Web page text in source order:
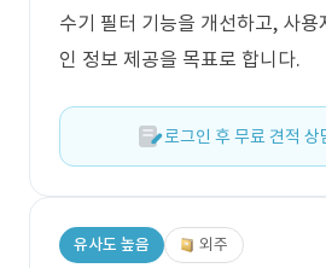
수기 필터 기능을 개선하고, 사용
인 정보 제공을 목표로 합니다.
로그인 후 무료 견적 상
유사도 높음 외주